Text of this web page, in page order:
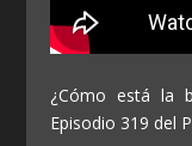
¿Cómo está la
Episodio 319 del